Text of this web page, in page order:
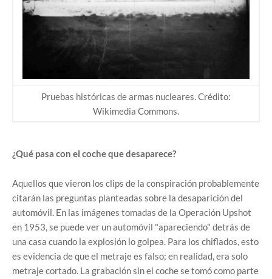
Pruebas históricas de armas nucleares. Crédito:
Wikimedia Commons.
¿Qué pasa con el coche que desaparece?
Aquellos que vieron los clips de la conspiración probablemente
citarán las preguntas planteadas sobre la desaparición del
automóvil. En las imágenes tomadas de la Operación Upshot
en 1953, se puede ver un automóvil "apareciendo" detrás de
una casa cuando la explosión lo golpea. Para los chiflados, esto
es evidencia de que el metraje es falso; en realidad, era solo
metraje cortado. La grabación sin el coche se tomó como parte